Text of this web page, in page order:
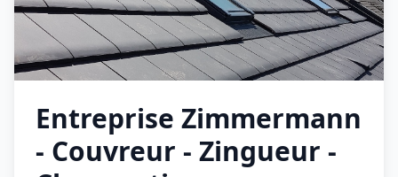
Entreprise Zimmermann
- Couvreur - Zingueur -